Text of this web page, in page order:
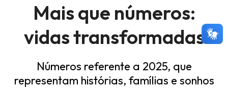
Mais que números:
vidas transformadas
Números referente a 2025, que
representam histórias, famílias e sonhos